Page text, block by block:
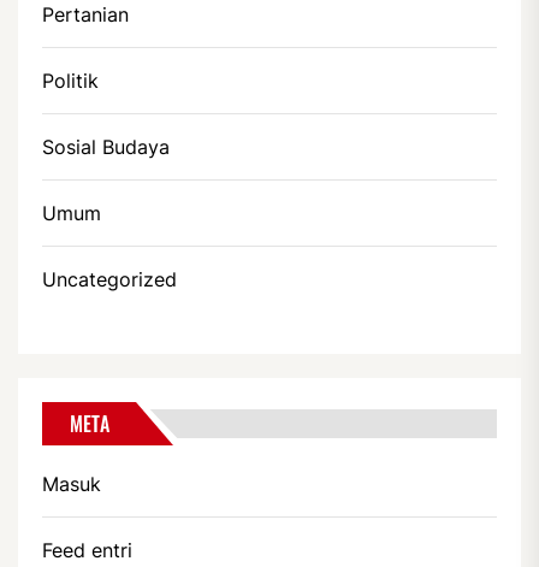
Pertanian
Politik
Sosial Budaya
Umum
Uncategorized
META
Masuk
Feed entri